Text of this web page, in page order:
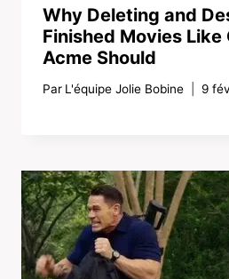
Why Deleting and
Finished Movies Like
Acme Should
Par L'équipe Jolie Bobine 9